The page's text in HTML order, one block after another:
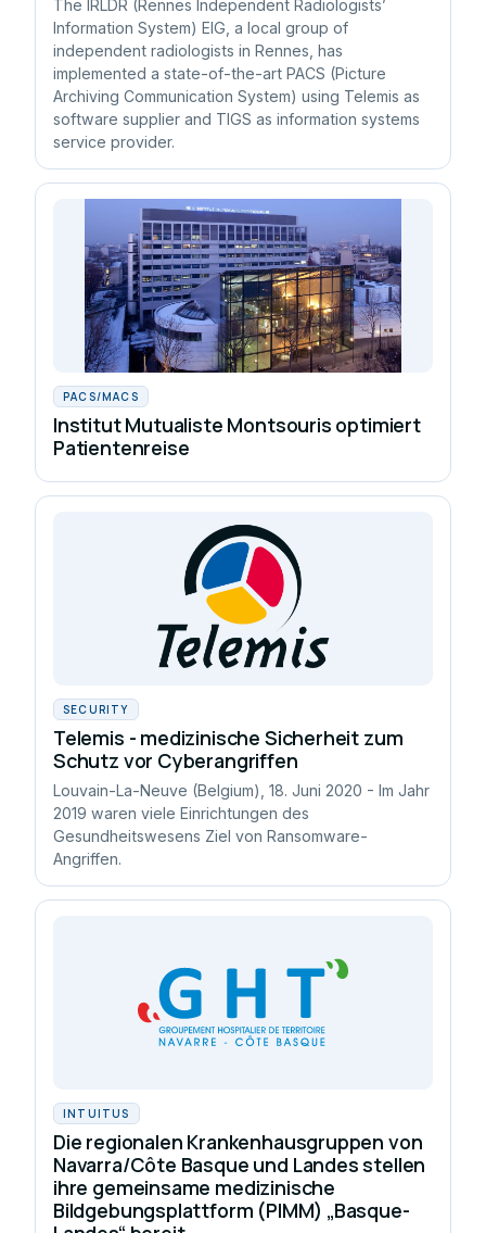
The IRLDR (Rennes Independent Radiologists’
Information System) EIG, a local group of
independent radiologists in Rennes, has
implemented a state-of-the-art PACS (Picture
Archiving Communication System) using Telemis as
software supplier and TIGS as information systems
service provider.
PACS/MACS
Institut Mutualiste Montsouris optimiert
Patientenreise
SECURITY
Telemis - medizinische Sicherheit zum
Schutz vor Cyberangriffen
Louvain-La-Neuve (Belgium), 18. Juni 2020 - Im Jahr
2019 waren viele Einrichtungen des
Gesundheitswesens Ziel von Ransomware-
Angriffen.
INTUITUS
Die regionalen Krankenhausgruppen von
Navarra/Côte Basque und Landes stellen
ihre gemeinsame medizinische
Bildgebungsplattform (PIMM) „Basque-